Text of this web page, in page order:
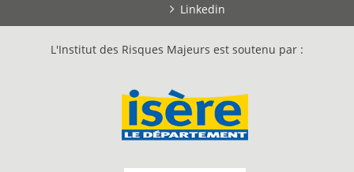
Linkedin
L'Institut des Risques Majeurs est soutenu par :